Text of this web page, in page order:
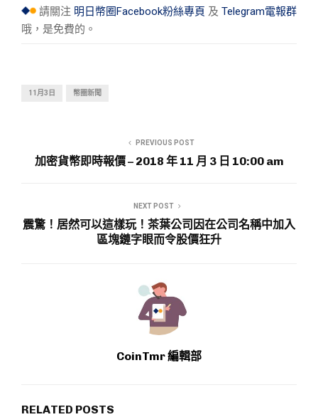
請關注 明日幣圈Facebook粉絲專頁 及 Telegram電報群
哦，是免費的。
11月3日 幣圈新聞
PREVIOUS POST
加密貨幣即時報價 – 2018 年 11 月 3 日 10:00 am
NEXT POST
震驚！居然可以這樣玩！茶葉公司因在公司名稱中加入
區塊鏈字眼而令股價狂升
CoinTmr 編輯部
RELATED POSTS